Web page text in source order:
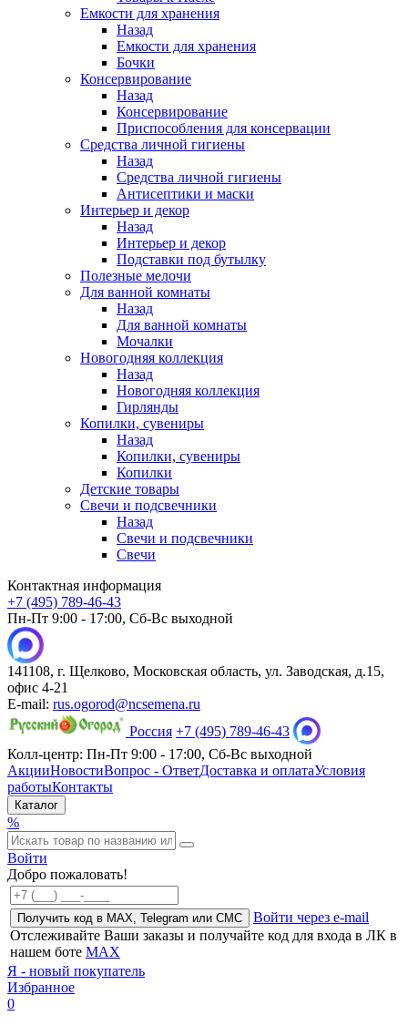
Емкости для хранения
Назад
Емкости для хранения
Бочки
Консервирование
Назад
Консервирование
Приспособления для консервации
Средства личной гигиены
Назад
Средства личной гигиены
Антисептики и маски
Интерьер и декор
Назад
Интерьер и декор
Подставки под бутылку
Полезные мелочи
Для ванной комнаты
Назад
Для ванной комнаты
Мочалки
Новогодняя коллекция
Назад
Новогодняя коллекция
Гирлянды
Копилки, сувениры
Назад
Копилки, сувениры
Копилки
Детские товары
Свечи и подсвечники
Назад
Свечи и подсвечники
Свечи
Контактная информация
+7 (495) 789-46-43
Пн-Пт 9:00 - 17:00, Сб-Вс выходной
141108, г. Щелково, Московская область, ул. Заводская, д.15,
офис 4-21
E-mail: rus.ogorod@ncsemena.ru
Россия +7 (495) 789-46-43
Колл-центр: Пн-Пт 9:00 - 17:00, Сб-Вс выходной
АкцииНовостиВопрос - ОтветДоставка и оплатаУсловия
работыКонтакты
Каталог
%
Войти
Добро пожаловать!
Получить код в MAX, Telegram или СМС
Войти через e-mail
Отслеживайте Ваши заказы и получайте код для входа в ЛК в
нашем боте MAX
Я - новый покупатель
Избранное
0